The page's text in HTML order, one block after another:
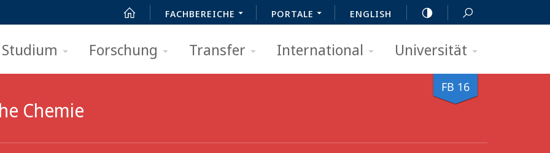
FACHBEREICHE PORTALE ENGLISH
Studium Forschung Transfer International Universität
FB 16
Chemie